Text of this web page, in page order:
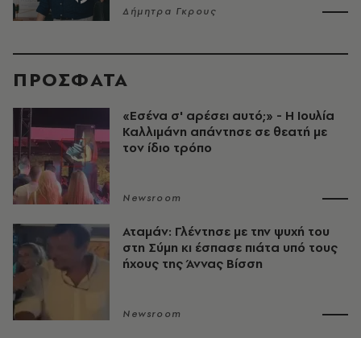
Δήμητρα Γκρους
ΠΡΟΣΦΑΤΑ
«Εσένα σ' αρέσει αυτό;» - Η Ιουλία
Καλλιμάνη απάντησε σε θεατή με
τον ίδιο τρόπο
Newsroom
Αταμάν: Γλέντησε με την ψυχή του
στη Σύμη κι έσπασε πιάτα υπό τους
ήχους της Άννας Βίσση
Newsroom